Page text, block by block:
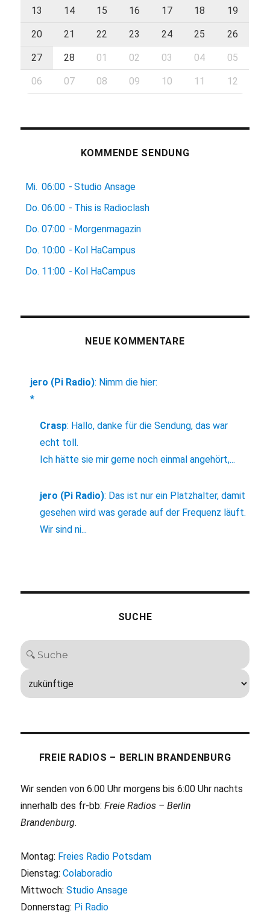
13 14 15 16 17 18 19
20 21 22 23 24 25 26
27 28 01 02 03 04 05
06 07 08 09 10 11 12
KOMMENDE SENDUNG
Mi. 06:00 - Studio Ansage
Do. 06:00 - This is Radioclash
Do. 07:00 - Morgenmagazin
Do. 10:00 - Kol HaCampus
Do. 11:00 - Kol HaCampus
NEUE KOMMENTARE
jero (Pi Radio): Nimm die hier:
*
Crasp: Hallo, danke für die Sendung, das war
echt toll.
Ich hätte sie mir gerne noch einmal angehört,...
jero (Pi Radio): Das ist nur ein Platzhalter, damit
gesehen wird was gerade auf der Frequenz läuft.
Wir sind ni...
SUCHE
FREIE RADIOS – BERLIN BRANDENBURG
Wir senden von 6:00 Uhr morgens bis 6:00 Uhr nachts
innerhalb des fr-bb:Freie Radios – Berlin
Brandenburg.
Montag: Freies Radio Potsdam
Dienstag:Colaboradio
Mittwoch:Studio Ansage
Donnerstag: Pi Radio